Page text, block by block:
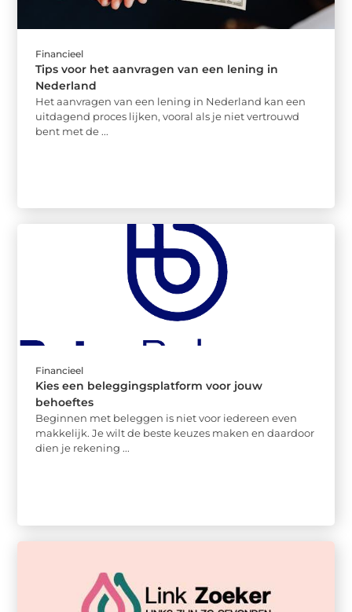
Financieel
Tips voor het aanvragen van een lening in
Nederland
Het aanvragen van een lening in Nederland kan een
uitdagend proces lijken, vooral als je niet vertrouwd
bent met de ...
Financieel
Kies een beleggingsplatform voor jouw
behoeftes
Beginnen met beleggen is niet voor iedereen even
makkelijk. Je wilt de beste keuzes maken en daardoor
dien je rekening ...